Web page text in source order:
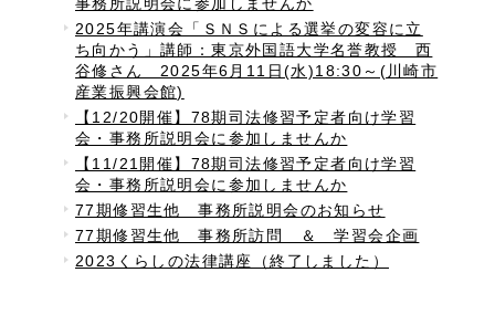
2025年講演会「ＳＮＳによる選挙の変容に立
ち向かう」講師：東京外国語大学名誉教授 西
谷修さん 2025年6月11日(水)18:30～(川崎市
産業振興会館)
【12/20開催】78期司法修習予定者向け学習
会・事務所説明会に参加しませんか
【11/21開催】78期司法修習予定者向け学習
会・事務所説明会に参加しませんか
77期修習生他 事務所説明会のお知らせ
77期修習生他 事務所訪問 ＆ 学習会企画
2023くらしの法律講座（終了しました）